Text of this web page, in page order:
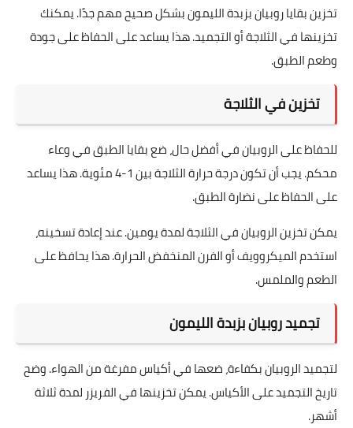
تخزين بقايا روبيان بزبدة الليمون بشكل صحيح مهم جدًا. يمكنك
تخزينها في الثلاجة أو التجميد. هذا يساعد على الحفاظ على جودة
وطعم الطبق.
تخزين في الثلاجة
للحفاظ على الروبيان في أفضل حال، ضع بقايا الطبق في وعاء
محكم. يجب أن تكون درجة حرارة الثلاجة بين 1-4 مئوية. هذا يساعد
على الحفاظ على نضارة الطبق.
يمكن تخزين الروبيان في الثلاجة لمدة يومين. عند إعادة تسخينه،
استخدم الميكروويف أو الفرن المنخفض الحرارة. هذا يحافظ على
الطعم والملمس.
تجميد روبيان بزبدة الليمون
لتجميد الروبيان بكفاءة، ضعها في أكياس مفرغة من الهواء. وضح
تاريخ التجميد على الأكياس. يمكن تخزينها في الفريزر لمدة ثلاثة
أشهر.